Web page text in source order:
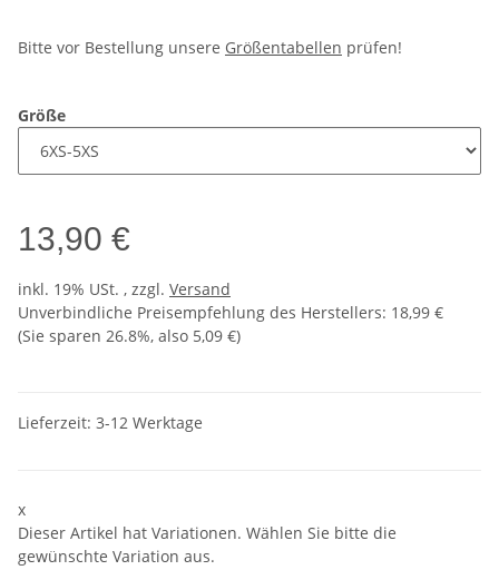
Bitte vor Bestellung unsere Größentabellen prüfen!
Größe
13,90 €
inkl. 19% USt. , zzgl. Versand
Unverbindliche Preisempfehlung des Herstellers: 18,99 €
(Sie sparen 26.8%, also 5,09 €)
Lieferzeit: 3-12 Werktage
x
Dieser Artikel hat Variationen. Wählen Sie bitte die
gewünschte Variation aus.